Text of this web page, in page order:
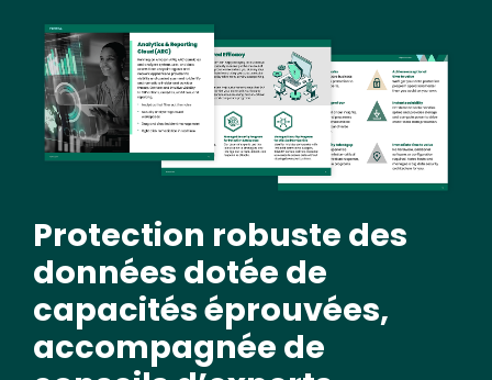
Image
Protection robuste des
données dotée de
capacités éprouvées,
accompagnée de